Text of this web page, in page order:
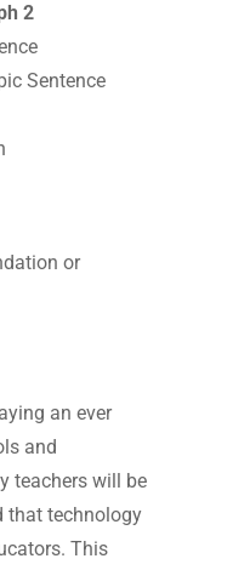
2
Sentence
or
an ever
and
teachers will be
that technology
This